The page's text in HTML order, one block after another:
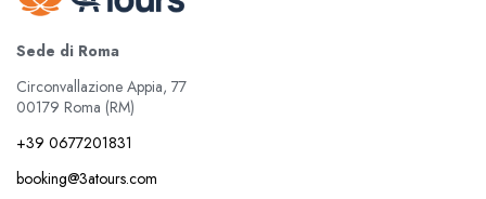
Sede di Roma
Circonvallazione Appia, 77
00179 Roma (RM)
+39 0677201831
booking@3atours.com